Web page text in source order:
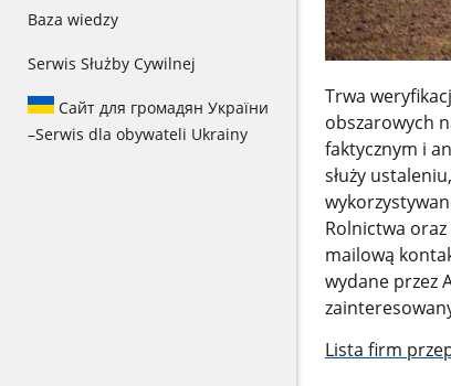
Baza wiedzy
Serwis Służby Cywilnej
Сайт для громадян України
–Serwis dla obywateli Ukrainy
Trwa
obszarowych
faktycznym i
służy
Rolnictwa
mailową
wydane przez
Lista firm